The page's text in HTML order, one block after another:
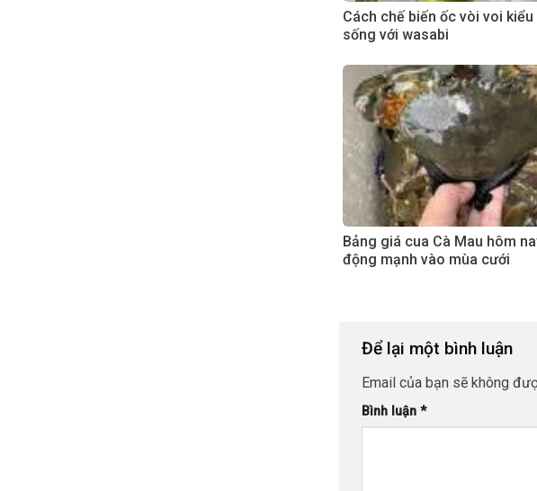
Cách chế biến ốc vòi voi kiểu
sống với wasabi
Bảng giá cua Cà Mau hôm
động mạnh vào mùa cưới
Để lại một bình luận
Email của bạn sẽ không
Bình luận *